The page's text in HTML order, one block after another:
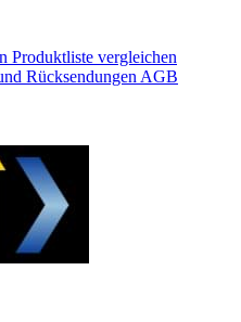
Produktliste vergleichen
Rücksendungen AGB